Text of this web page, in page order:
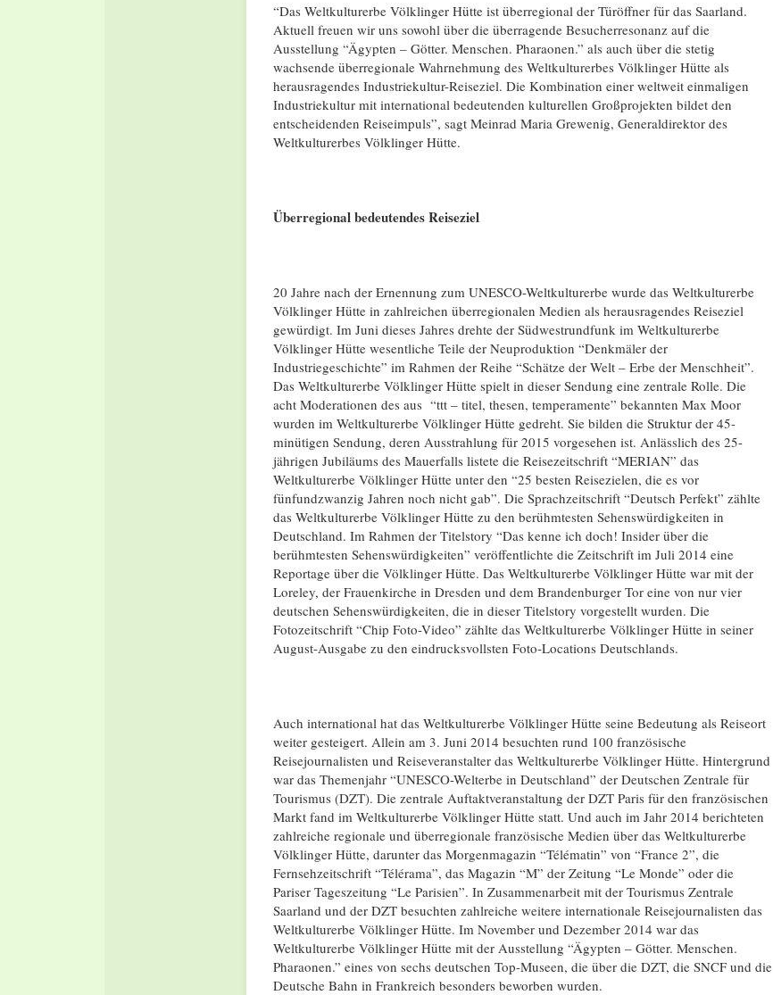
“Das Weltkulturerbe Völklinger Hütte ist überregional der Türöffner für das Saarland.
Aktuell freuen wir uns sowohl über die überragende Besucherresonanz auf die
Ausstellung “Ägypten – Götter. Menschen. Pharaonen.” als auch über die stetig
wachsende überregionale Wahrnehmung des Weltkulturerbes Völklinger Hütte als
herausragendes Industriekultur-Reiseziel. Die Kombination einer weltweit einmaligen
Industriekultur mit international bedeutenden kulturellen Großprojekten bildet den
entscheidenden Reiseimpuls”, sagt Meinrad Maria Grewenig, Generaldirektor des
Weltkulturerbes Völklinger Hütte.
Überregional bedeutendes Reiseziel
20 Jahre nach der Ernennung zum UNESCO-Weltkulturerbe wurde das Weltkulturerbe
Völklinger Hütte in zahlreichen überregionalen Medien als herausragendes Reiseziel
gewürdigt. Im Juni dieses Jahres drehte der Südwestrundfunk im Weltkulturerbe
Völklinger Hütte wesentliche Teile der Neuproduktion “Denkmäler der
Industriegeschichte” im Rahmen der Reihe “Schätze der Welt – Erbe der Menschheit”.
Das Weltkulturerbe Völklinger Hütte spielt in dieser Sendung eine zentrale Rolle. Die
acht Moderationen des aus “ttt – titel, thesen, temperamente” bekannten Max Moor
wurden im Weltkulturerbe Völklinger Hütte gedreht. Sie bilden die Struktur der 45-
minütigen Sendung, deren Ausstrahlung für 2015 vorgesehen ist. Anlässlich des 25-
jährigen Jubiläums des Mauerfalls listete die Reisezeitschrift “MERIAN” das
Weltkulturerbe Völklinger Hütte unter den “25 besten Reisezielen, die es vor
fünfundzwanzig Jahren noch nicht gab”. Die Sprachzeitschrift “Deutsch Perfekt” zählte
das Weltkulturerbe Völklinger Hütte zu den berühmtesten Sehenswürdigkeiten in
Deutschland. Im Rahmen der Titelstory “Das kenne ich doch! Insider über die
berühmtesten Sehenswürdigkeiten” veröffentlichte die Zeitschrift im Juli 2014 eine
Reportage über die Völklinger Hütte. Das Weltkulturerbe Völklinger Hütte war mit der
Loreley, der Frauenkirche in Dresden und dem Brandenburger Tor eine von nur vier
deutschen Sehenswürdigkeiten, die in dieser Titelstory vorgestellt wurden. Die
Fotozeitschrift “Chip Foto-Video” zählte das Weltkulturerbe Völklinger Hütte in seiner
August-Ausgabe zu den eindrucksvollsten Foto-Locations Deutschlands.
Auch international hat das Weltkulturerbe Völklinger Hütte seine Bedeutung als Reiseort
weiter gesteigert. Allein am 3. Juni 2014 besuchten rund 100 französische
Reisejournalisten und Reiseveranstalter das Weltkulturerbe Völklinger Hütte. Hintergrund
war das Themenjahr “UNESCO-Welterbe in Deutschland” der Deutschen Zentrale für
Tourismus (DZT). Die zentrale Auftaktveranstaltung der DZT Paris für den französischen
Markt fand im Weltkulturerbe Völklinger Hütte statt. Und auch im Jahr 2014 berichteten
zahlreiche regionale und überregionale französische Medien über das Weltkulturerbe
Völklinger Hütte, darunter das Morgenmagazin “Télématin” von “France 2”, die
Fernsehzeitschrift “Télérama”, das Magazin “M” der Zeitung “Le Monde” oder die
Pariser Tageszeitung “Le Parisien”. In Zusammenarbeit mit der Tourismus Zentrale
Saarland und der DZT besuchten zahlreiche weitere internationale Reisejournalisten das
Weltkulturerbe Völklinger Hütte. Im November und Dezember 2014 war das
Weltkulturerbe Völklinger Hütte mit der Ausstellung “Ägypten – Götter. Menschen.
Pharaonen.” eines von sechs deutschen Top-Museen, die über die DZT, die SNCF und die
Deutsche Bahn in Frankreich besonders beworben wurden.